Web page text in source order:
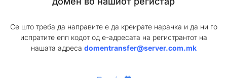
Се што треба да направите е да креирате нарачка и да ни го
испратите епп кодот од е-адресата на регистрантот на
нашата адреса domentransfer@server.com.mk